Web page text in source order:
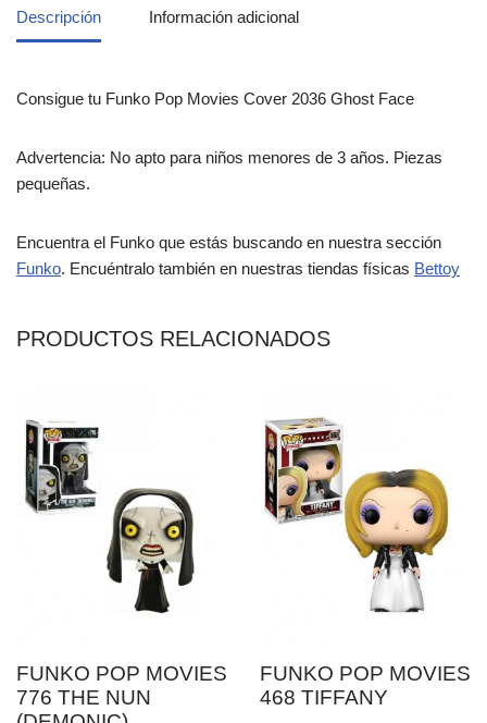
Descripción Información adicional
Consigue tu Funko Pop Movies Cover 2036 Ghost Face
Advertencia: No apto para niños menores de 3 años. Piezas
pequeñas.
Encuentra el Funko que estás buscando en nuestra sección
Funko. Encuéntralo también en nuestras tiendas físicas Bettoy
PRODUCTOS RELACIONADOS
FUNKO POP MOVIES
776 THE NUN
FUNKO POP MOVIES
468 TIFFANY